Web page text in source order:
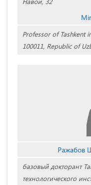
Professor of Tashkent
100011, Republic of
Ражабов
базовый докторант
технологического